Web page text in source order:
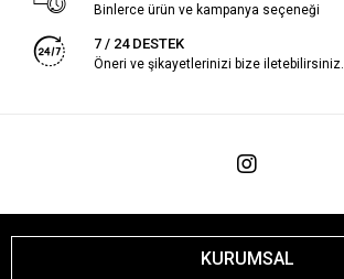
Binlerce ürün ve kampanya seçeneği
7 / 24 DESTEK
Öneri ve şikayetlerinizi bize iletebilirsiniz.
KURUMSAL